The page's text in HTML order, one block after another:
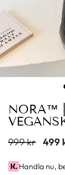
NORA™
Translation
999 kr 499
Handla nu,